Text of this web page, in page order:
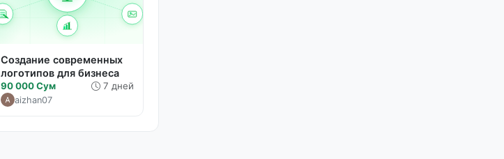
Создание современных
логотипов для бизнеса
90 000 Сум 7 дней
aizhan07